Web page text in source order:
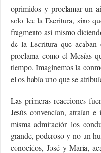
oprimidos y proclamar un
solo lee la Escritura, sino
fragmento así mismo
de la Escritura que acaban
proclama como el Mesías
tiempo. Imaginemos la
ellos había uno que se
Las primeras reacciones
Jesús convencían, atraían e
misma admiración los
grande, poderoso y no un
conocidos, José y María,